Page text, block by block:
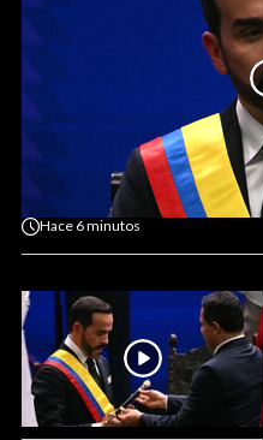
Hace 6 minutos